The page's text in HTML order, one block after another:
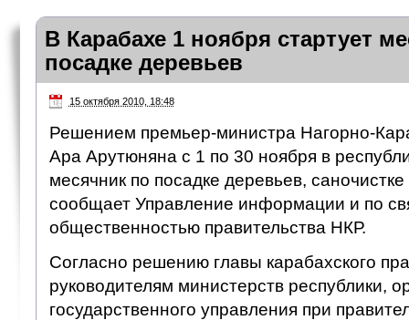
В Карабахе 1 ноября стартует
посадке деревьев
15 октября 2010, 18:48
Решением премьер-министра Нагорно-
Ара Арутюняна с 1 по 30 ноября в
месячник по посадке деревьев, саночистке
сообщает Управление информации и по
общественностью правительства НКР.
Согласно решению главы карабахского
руководителям министерств республики,
государственного управления при